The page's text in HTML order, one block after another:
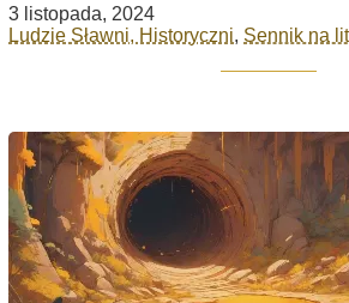
3 listopada, 2024
Ludzie Sławni, Historyczni, Sennik na